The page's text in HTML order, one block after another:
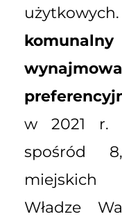
w 2021 r.
spośród
miejskich
Władze